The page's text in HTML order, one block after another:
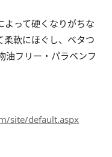
よって硬くなりがちな
柔軟にほぐし、ベタつ
油フリー・パラベンフ
site/default.aspx